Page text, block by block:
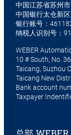
中国江苏省苏州
中国银行太仓新
银行账号：
纳税人识别号：
WEBER
10 # South, No.
Taicang, Suzhou
Taicang New
Bank account
Taxpayer